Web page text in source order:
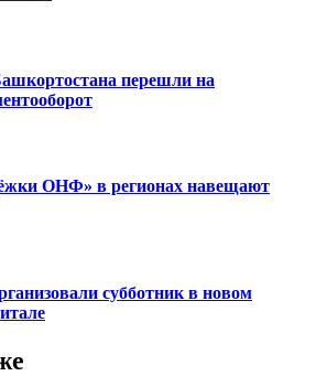
перешли на
ОНФ» в регионах навещают
субботник в новом